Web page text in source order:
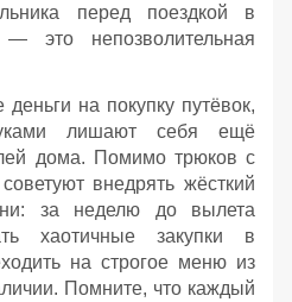
перед поездкой в
это непозволительная
на покупку путёвок,
лишают себя ещё
дома. Помимо трюков с
внедрять жёсткий
за неделю до вылета
хаотичные закупки в
на строгое меню из
Помните, что каждый